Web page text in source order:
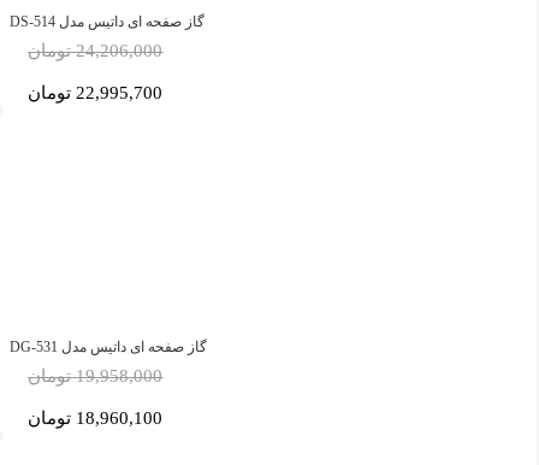
گاز صفحه ای داتیس مدل DS-514
24,206,000 تومان
22,995,700 تومان
گاز صفحه ای داتیس مدل DG-531
19,958,000 تومان
18,960,100 تومان